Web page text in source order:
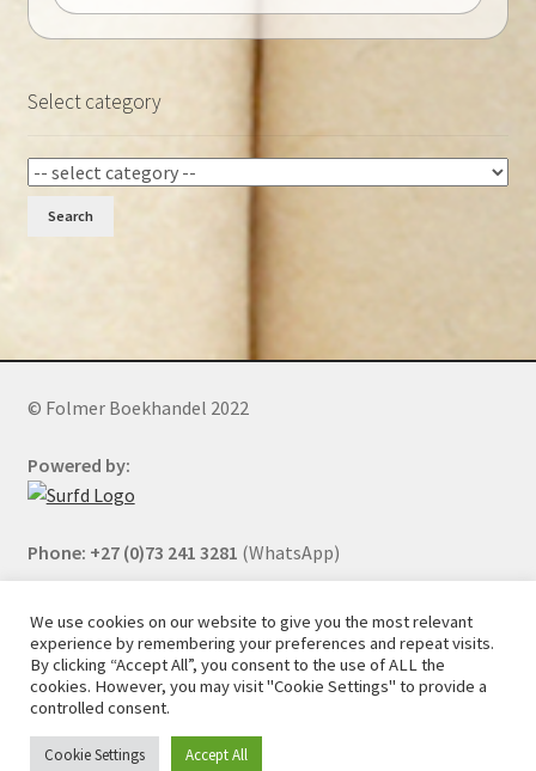
Select category
Search
© Folmer Boekhandel 2022
Powered by:
Phone: +27 (0)73 241 3281 (WhatsApp)
All orders will be cancelled after 5 days of nonpayment.
We use cookies on our website to give you the most relevant
experience by remembering your preferences and repeat visits.
By clicking “Accept All”, you consent to the use of ALL the
cookies. However, you may visit "Cookie Settings" to provide a
controlled consent.
Cookie Settings Accept All